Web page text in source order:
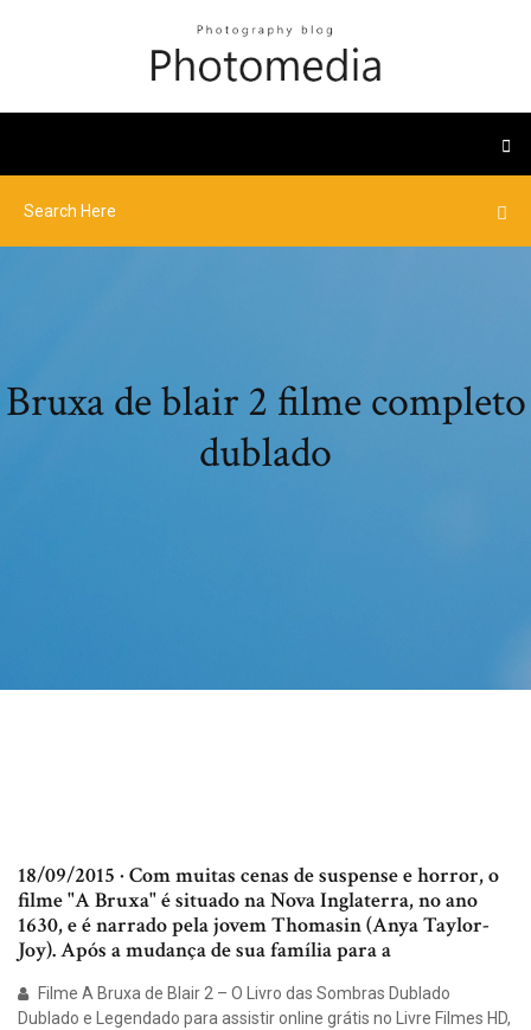
Bruxa de blair 2 filme completo
dublado
18/09/2015 · Com muitas cenas de suspense e horror, o
filme "A Bruxa" é situado na Nova Inglaterra, no ano
1630, e é narrado pela jovem Thomasin (Anya Taylor-
Joy). Após a mudança de sua família para a
Filme A Bruxa de Blair 2 – O Livro das Sombras Dublado
Dublado e Legendado para assistir online grátis no Livre Filmes HD,